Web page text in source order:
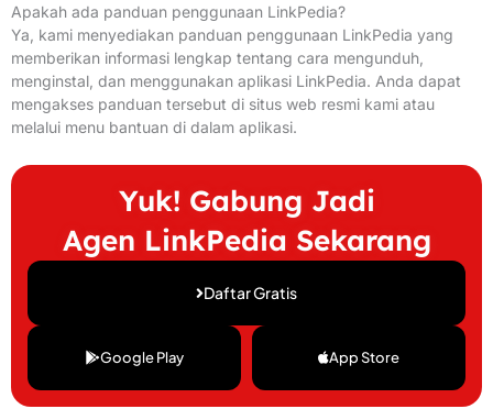
Apakah ada panduan penggunaan LinkPedia?
Ya, kami menyediakan panduan penggunaan LinkPedia yang
memberikan informasi lengkap tentang cara mengunduh,
menginstal, dan menggunakan aplikasi LinkPedia. Anda dapat
mengakses panduan tersebut di situs web resmi kami atau
melalui menu bantuan di dalam aplikasi.
Yuk! Gabung Jadi
Agen LinkPedia Sekarang
Daftar Gratis
Google Play App Store